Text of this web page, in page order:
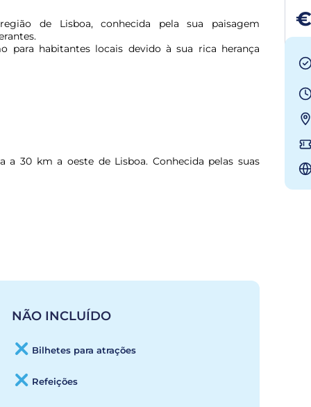
de Lisboa, conhecida pela sua paisagem
habitantes locais devido à sua rica herança
a 30 km a oeste de Lisboa. Conhecida pelas suas
NÃO INCLUÍDO
Bilhetes para atrações
Refeições